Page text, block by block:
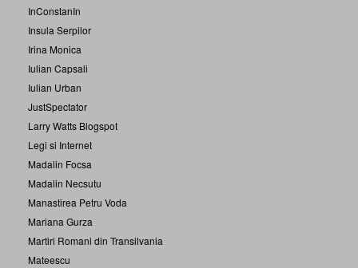
InConstanIn
Insula Serpilor
Irina Monica
Iulian Capsali
Iulian Urban
JustSpectator
Larry Watts Blogspot
Legi si Internet
Madalin Focsa
Madalin Necsutu
Manastirea Petru Voda
Mariana Gurza
Martiri Romani din Transilvania
Mateescu